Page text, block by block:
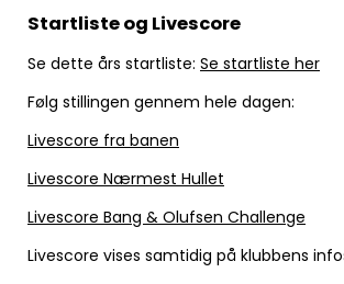
Startliste og Livescore
Se dette års startliste: Se startliste her
Følg stillingen gennem hele dagen:
Livescore fra banen
Livescore Nærmest Hullet
Livescore Bang & Olufsen Challenge
Livescore vises samtidig på klubbens